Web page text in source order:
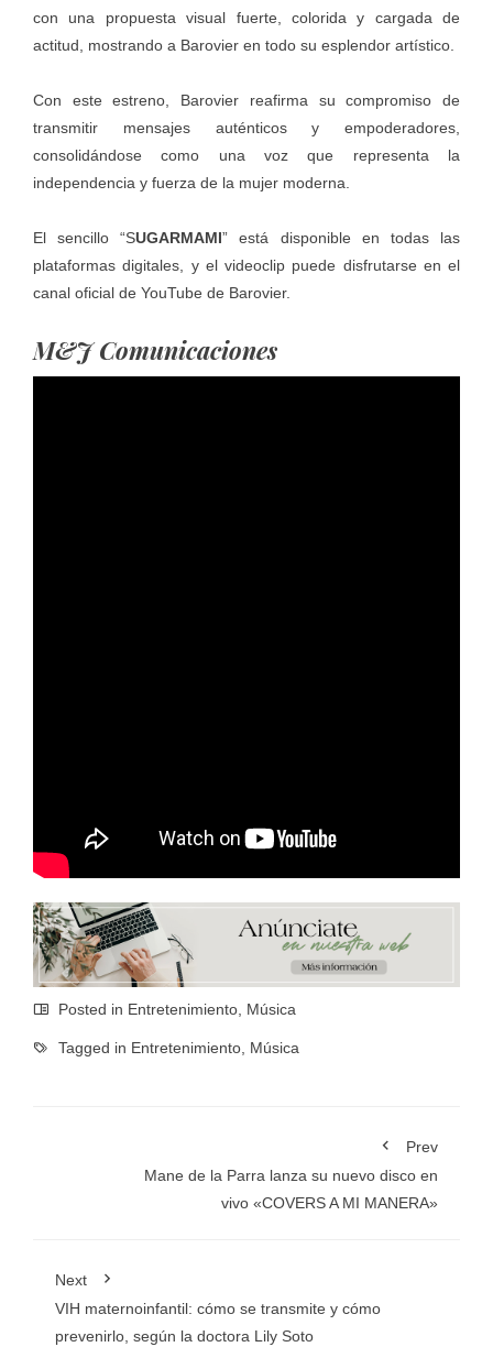
con una propuesta visual fuerte, colorida y cargada de
actitud, mostrando a Barovier en todo su esplendor artístico.
Con este estreno, Barovier reafirma su compromiso de
transmitir mensajes auténticos y empoderadores,
consolidándose como una voz que representa la
independencia y fuerza de la mujer moderna.
El sencillo “SUGARMAMI” está disponible en todas las
plataformas digitales, y el videoclip puede disfrutarse en el
canal oficial de YouTube de Barovier.
M&J Comunicaciones
Posted in Entretenimiento, Música
Tagged in Entretenimiento, Música
Prev
Mane de la Parra lanza su nuevo disco en
vivo «COVERS A MI MANERA»
Next
VIH maternoinfantil: cómo se transmite y cómo
prevenirlo, según la doctora Lily Soto